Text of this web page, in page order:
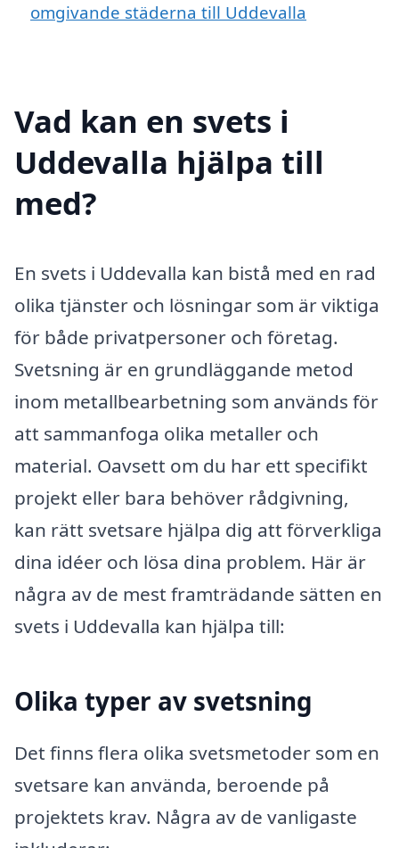
omgivande städerna till Uddevalla
Vad kan en svets i
Uddevalla hjälpa till
med?
En svets i Uddevalla kan bistå med en rad
olika tjänster och lösningar som är viktiga
för både privatpersoner och företag.
Svetsning är en grundläggande metod
inom metallbearbetning som används för
att sammanfoga olika metaller och
material. Oavsett om du har ett specifikt
projekt eller bara behöver rådgivning,
kan rätt svetsare hjälpa dig att förverkliga
dina idéer och lösa dina problem. Här är
några av de mest framträdande sätten en
svets i Uddevalla kan hjälpa till:
Olika typer av svetsning
Det finns flera olika svetsmetoder som en
svetsare kan använda, beroende på
projektets krav. Några av de vanligaste